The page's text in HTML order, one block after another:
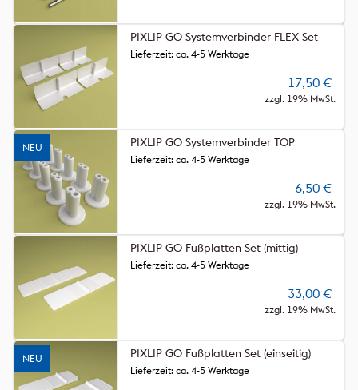
PIXLIP GO Systemverbinder FLEX Set
17,50 €
zzgl. 19% MwSt.
Lieferzeit: ca. 4-5 Werktage
NEU PIXLIP GO Systemverbinder TOP
6,50 €
zzgl. 19% MwSt.
Lieferzeit: ca. 4-5 Werktage
PIXLIP GO Fußplatten Set (mittig)
33,00 €
zzgl. 19% MwSt.
Lieferzeit: ca. 4-5 Werktage
NEU PIXLIP GO Fußplatten Set (einseitig)
Lieferzeit: ca. 4-5 Werktage